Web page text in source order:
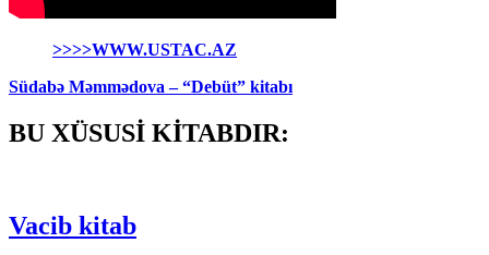
>>>>WWW.USTAC.AZ
Südabə Məmmədova – “Debüt” kitabı
BU XÜSUSİ KİTABDIR:
Vacib kitab